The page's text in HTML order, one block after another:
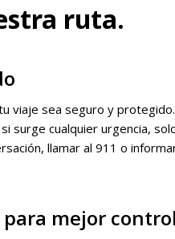
ruta.
viaje sea seguro y
surge cualquier urgencia,
llamar al 911 o
mejor control